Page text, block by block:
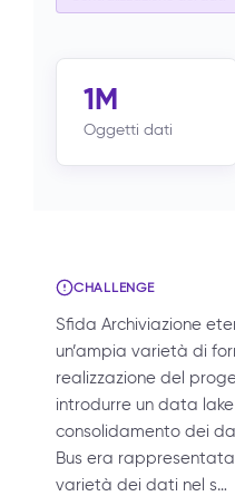
1M
Oggetti dati
CHALLENGE
Sfida Archiviazione
un’ampia varietà di
realizzazione del
introdurre un data
consolidamento dei
Bus era
varietà dei dati nel s…